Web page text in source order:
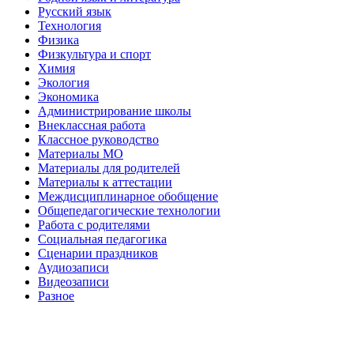
Русский язык
Технология
Физика
Физкультура и спорт
Химия
Экология
Экономика
Администрирование школы
Внеклассная работа
Классное руководство
Материалы МО
Материалы для родителей
Материалы к аттестации
Междисциплинарное обобщение
Общепедагогические технологии
Работа с родителями
Социальная педагогика
Сценарии праздников
Аудиозаписи
Видеозаписи
Разное